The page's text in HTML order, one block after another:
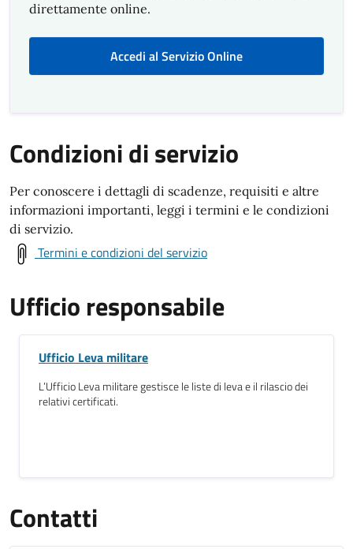
direttamente online.
Accedi al Servizio Online
Condizioni di servizio
Per conoscere i dettagli di scadenze, requisiti e altre
informazioni importanti, leggi i termini e le condizioni
di servizio.
Termini e condizioni del servizio
Ufficio responsabile
Ufficio Leva militare
L’Ufficio Leva militare gestisce le liste di leva e il rilascio dei
relativi certificati.
Contatti